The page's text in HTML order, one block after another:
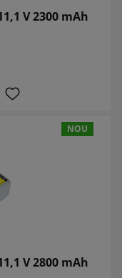
V 2300 mAh
NOU
V 2800 mAh